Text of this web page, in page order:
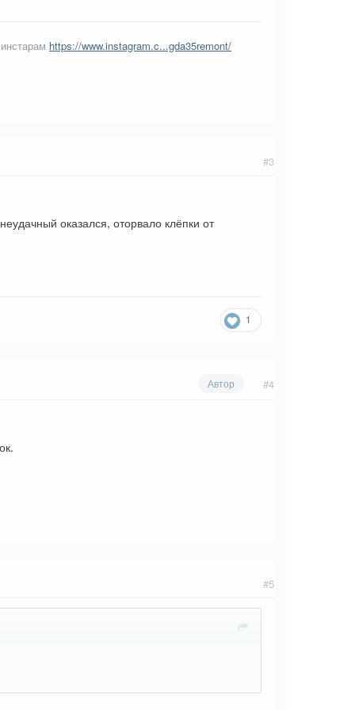
https://www.instagram.c...gda35remont/
#3
оказался, оторвало клёпки от
1
Автор #4
#5